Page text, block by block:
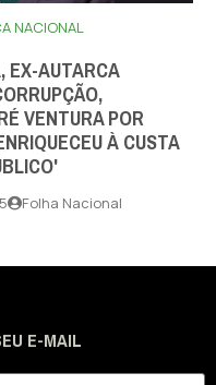
NACIONAL
EX-AUTARCA
VENTURA POR
À CUSTA
Folha Nacional
E-MAIL